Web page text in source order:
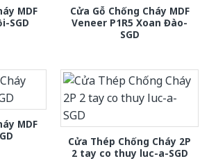
MDF
SGD
Cửa Gỗ Chống Cháy MDF
Veneer P1R5 Xoan Đào-
SGD
MDF
Cửa Thép Chống Cháy 2P
2 tay co thuy luc-a-SGD